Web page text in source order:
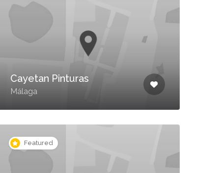
Cayetan Pinturas
Málaga
Featured